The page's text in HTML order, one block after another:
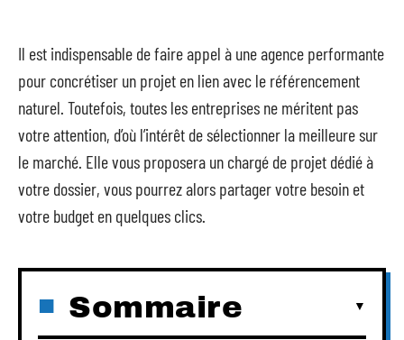
Il est indispensable de faire appel à une agence performante
pour concrétiser un projet en lien avec le référencement
naturel. Toutefois, toutes les entreprises ne méritent pas
votre attention, d’où l’intérêt de sélectionner la meilleure sur
le marché. Elle vous proposera un chargé de projet dédié à
votre dossier, vous pourrez alors partager votre besoin et
votre budget en quelques clics.
Sommaire